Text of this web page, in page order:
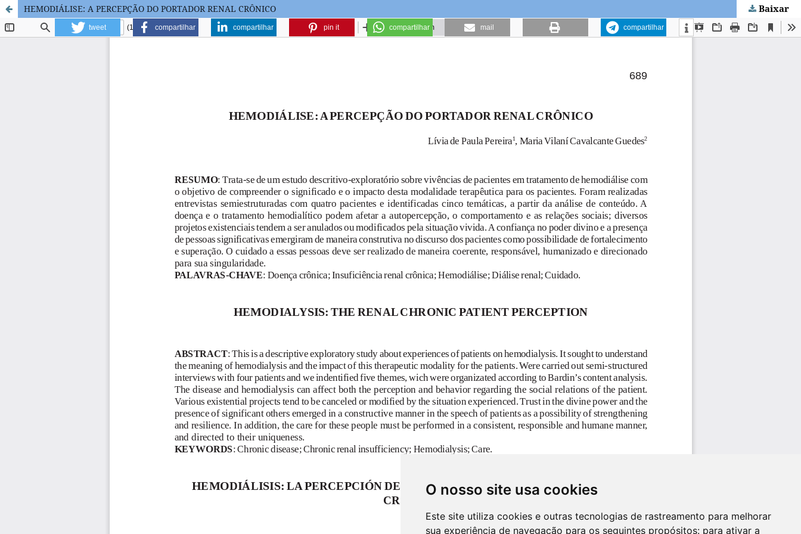
O nosso site usa cookies
Este site utiliza cookies e outras tecnologias de rastreamento para melhorar
sua experiência de navegação para os seguintes propósitos: para ativar a
HEMODIÁLISE: A PERCEPÇÃO DO PORTADOR RENAL CRÔNICO Baixar
tweet compartilhar compartilhar pin it compartilhar mail compartilhar